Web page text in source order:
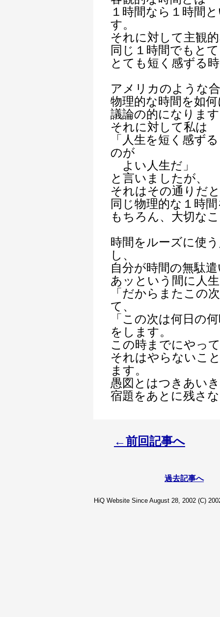
１時間なら１時間
す。
それに対して主観
同じ１時間でもと
とても短く感ずる
アメリカのような
物理的な時間を如
議論の的になりま
それに対して私は
「人生を短く感ず
のが
よい人生だ」
と言いましたが、
それはその通りだ
同じ物理的な１時
もちろん、大切な
時間をルーズに使
し、
自分が時間の無駄
あッという間に人
「だからまたこの
て、
「この次は何日の
をします。
この時までにやっ
それはやらないこ
ます。
愚図とはつきあい
宿題をあとに残さ
←前回記事へ
過去記事へ
HiQ Website Since August 28, 2002 (C)